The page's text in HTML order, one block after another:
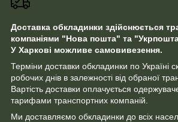
Доставка обкладинки здійснюється
компаніями "Нова пошта" та
У Харкові можливе самовивезення.
Терміни доставки обкладинки по Україні
робочих днів в залежності від обраної
Вартість доставки оплачується
тарифами транспортних компаній.
Ми доставляємо обкладинки до всіх